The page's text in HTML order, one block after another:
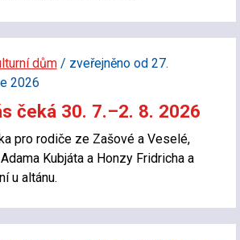
dům/ zveřejněno od 27.
2026
čeká 30. 7.–2. 8. 2026
pro rodiče ze Zašové a Veselé,
Kubjáta a Honzy Fridricha a
u altánu.